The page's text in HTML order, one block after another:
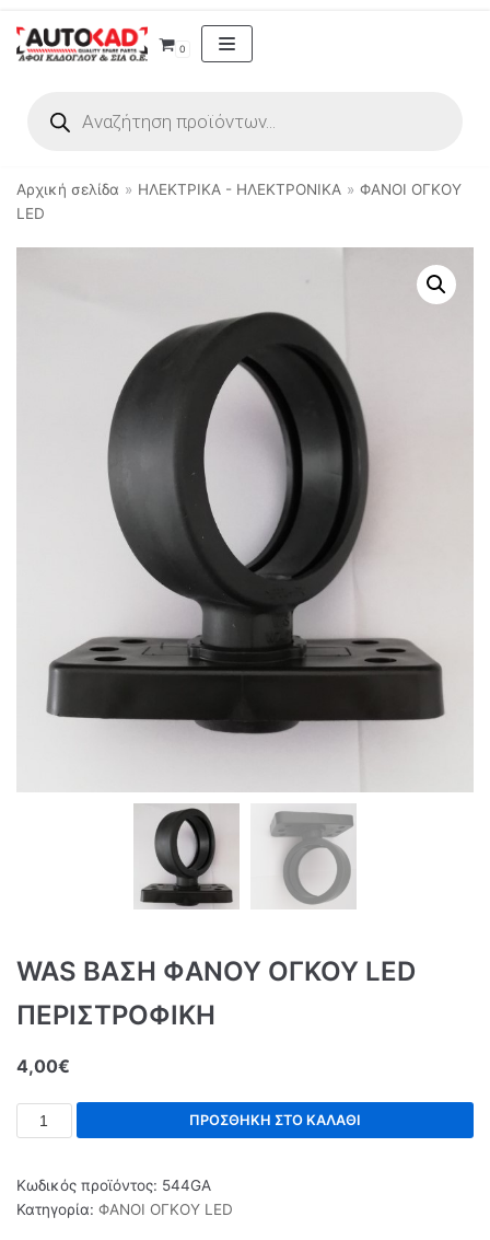
Μεταπηδήστε
στο
0
Αρχική σελίδα » ΗΛΕΚΤΡΙΚΑ - ΗΛΕΚΤΡΟΝΙΚΑ » ΦΑΝΟΙ ΟΓΚΟΥ
LED
WAS ΒΑΣΗ ΦΑΝΟΥ ΟΓΚΟΥ LED
ΠΕΡΙΣΤΡΟΦΙΚΗ
4,00€
ΠΡΟΣΘΉΚΗ ΣΤΟ ΚΑΛΆΘΙ
Κωδικός προϊόντος: 544GA
Κατηγορία: ΦΑΝΟΙ ΟΓΚΟΥ LED